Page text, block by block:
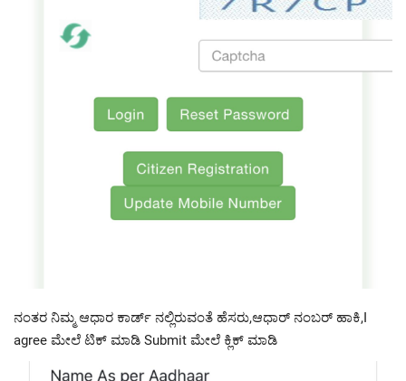
ನಂತರ ನಿಮ್ಮ ಆಧಾರ ಕಾರ್ಡ್ ನಲ್ಲಿರುವಂತೆ ಹೆಸರು,ಆಧಾರ್ ನಂಬರ್ ಹಾಕಿ,I
agree ಮೇಲೆ ಟಿಕ್ ಮಾಡಿ Submit ಮೇಲೆ ಕ್ಲಿಕ್ ಮಾಡಿ